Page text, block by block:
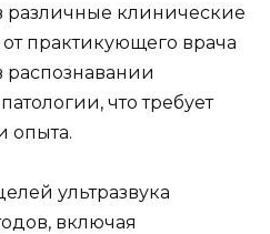
различные клинические
практикующего врача
распознавании
что требует
опыта.
ультразвука
включая